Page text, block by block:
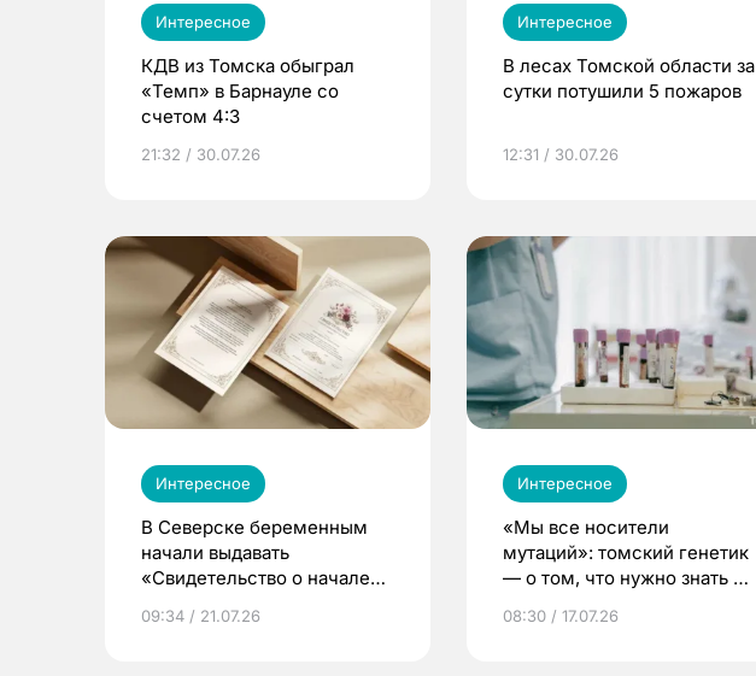
Интересное
КДВ из Томска обыграл
«Темп» в Барнауле со
счетом 4:3
21:32 / 30.07.26
Интересное
В лесах Томской области за
сутки потушили 5 пожаров
12:31 / 30.07.26
Интересное
В Северске беременным
начали выдавать
«Свидетельство о начале
09:34 / 21.07.26
Интересное
«Мы все носители
мутаций»: томский генетик
— о том, что нужно знать до
08:30 / 17.07.26